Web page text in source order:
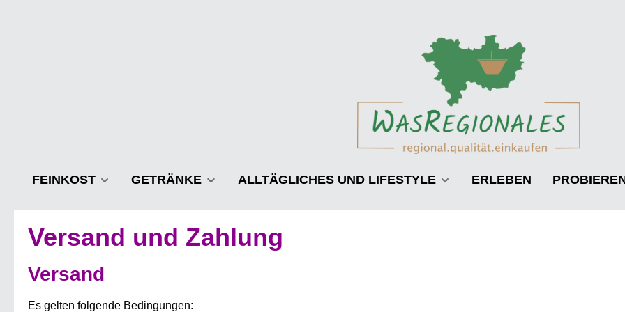
FEINKOST GETRÄNKE ALLTÄGLICHES UND LIFESTYLE ERLEBEN
Versand und Zahlung
Versand
Es gelten folgende Bedingungen: